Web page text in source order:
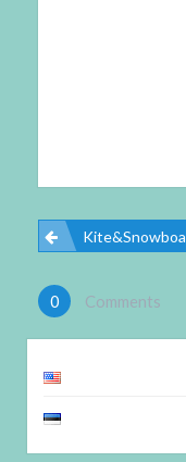
Kite&Snowboard Camp
0 Comments